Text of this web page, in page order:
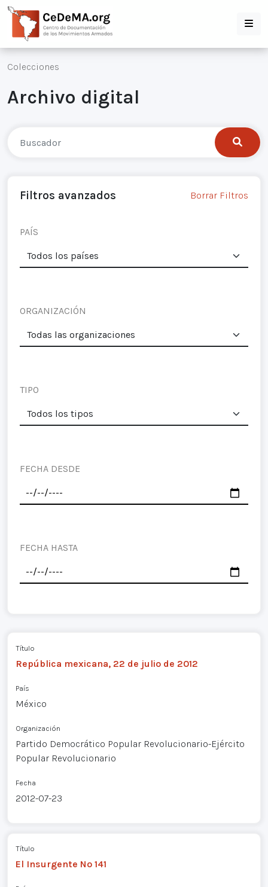
Colecciones
Archivo digital
Filtros avanzados Borrar Filtros
PAÍS
ORGANIZACIÓN
TIPO
FECHA DESDE
FECHA HASTA
Título
República mexicana, 22 de julio de 2012
País
México
Organización
Partido Democrático Popular Revolucionario-Ejército
Popular Revolucionario
Fecha
2012-07-23
Título
El Insurgente Nº 141